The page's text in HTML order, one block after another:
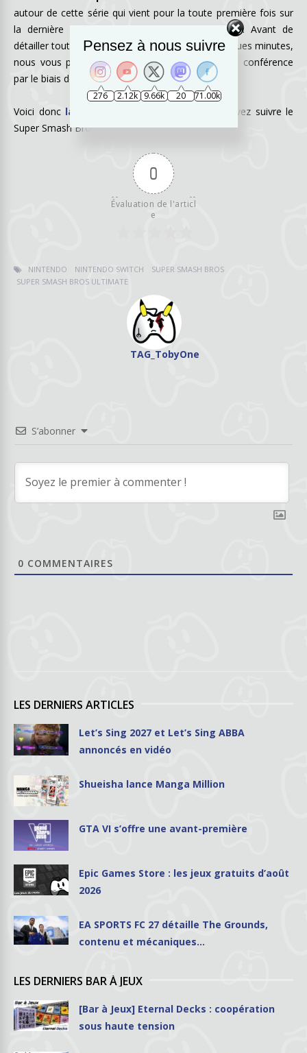
autour de cette série qui vient pour la toute première fois sur
la dernière console hybride, la Nintendo Switch. Avant de
détailler tout ce qui a été communiqué dans quelques minutes,
nous vous proposons de suivre avec nous cette conférence
par le biais de la fenêtre ci-dessous.
Voici doncla chaîne
grâce à laquelle vous pouvez suivre le
Super Smash Bros Ultimate Direct :
0
Évaluation de l'articl
e
NINTENDO NINTENDO SWITCH
SUPER SMASH BROS
SUPER SMASH BROS ULTIMATE
TAG_TobyOne
S’abonner
0 COMMENTAIRES
LES DERNIERS ARTICLES
Let’s Sing 2027 et Let’s Sing ABBA
annoncés en vidéo
Shueisha lance Manga Million
GTA VI s’offre une avant-première
Epic Games Store : les jeux gratuits d’août
2026
EA SPORTS FC 27 détaille The Grounds,
contenu et mécaniques…
LES DERNIERS BAR À JEUX
[Bar à Jeux] Eternal Decks : coopération
sous haute tension
Pensez à nous suivre
276 2.12k 9.66k 20 71.00k